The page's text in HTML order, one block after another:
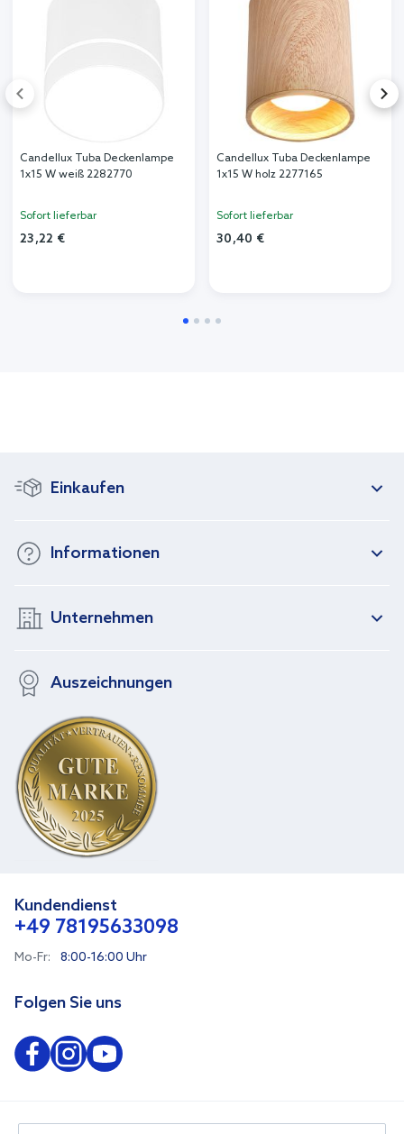
Candellux Tuba Deckenlampe
1x15 W weiß 2282770
Sofort lieferbar
23,22 €
Candellux Tuba Deckenlampe
1x15 W holz 2277165
Sofort lieferbar
30,40 €
Einkaufen
Informationen
Unternehmen
Auszeichnungen
Kundendienst
+49 78195633098
Mo-Fr: 8:00-16:00 Uhr
Folgen Sie uns